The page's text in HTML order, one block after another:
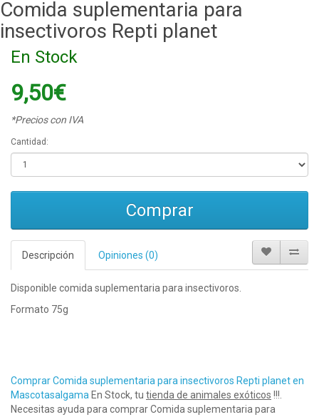
Comida suplementaria para
insectivoros Repti planet
En Stock
9,50€
*Precios con IVA
Cantidad:
Comprar
Descripción Opiniones (0)
Disponible comida suplementaria para insectivoros.
Formato 75g
Comprar Comida suplementaria para insectivoros Repti planet en
Mascotasalgama En Stock, tu tienda de animales exóticos !!!.
Necesitas ayuda para comprar Comida suplementaria para